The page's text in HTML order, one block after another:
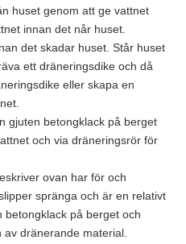
huset genom att ge vattnet
innan det når huset.
det skadar huset. Står huset
ett dräneringsdike och då
eller skapa en
gjuten betongklack på berget
och via dräneringsrör för
ovan har för och
spränga och är en relativt
betongklack på berget och
dränerande material.